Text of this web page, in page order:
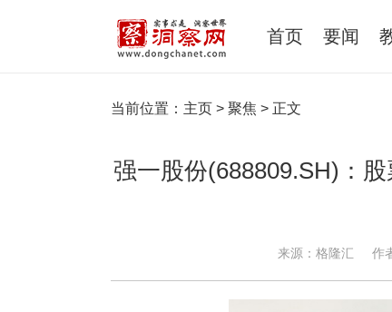
首页 要闻
当前位置： 主页 > 聚焦 > 正文
强一股份(688809.SH)：
来源：格隆汇 作